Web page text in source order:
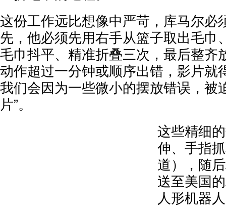
这份工作远比想像中严苛，库马尔必
先，他必须先用右手从篮子取出毛巾
毛巾抖平、精准折叠三次，最后整齐
动作超过一分钟或顺序出错，影片就
我们会因为一些微小的摆放错误，被
片”。
这些精细
伸、手指
道），随
送至美国
人形机器